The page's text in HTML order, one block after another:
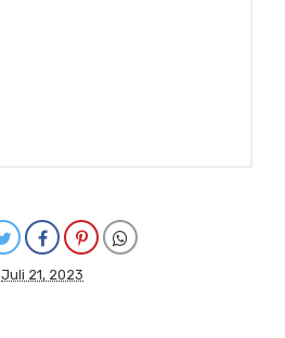
Juli 21, 2023